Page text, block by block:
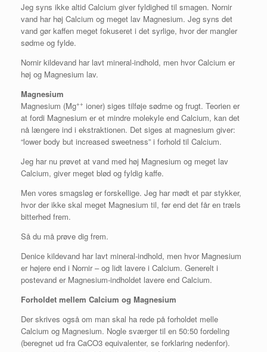
Jeg syns ikke altid Calcium giver fyldighed til smagen. Nornir
vand har høj Calcium og meget lav Magnesium. Jeg syns det
vand gør kaffen meget fokuseret i det syrlige, hvor der mangler
sødme og fylde.
Nornir kildevand har lavt mineral-indhold, men hvor Calcium er
høj og Magnesium lav.
Magnesium
Magnesium (Mg++ ioner) siges tilføje sødme og frugt. Teorien er
at fordi Magnesium er et mindre molekyle end Calcium, kan det
nå længere ind i ekstraktionen. Det siges at magnesium giver:
“lower body but increased sweetness” i forhold til Calcium.
Jeg har nu prøvet at vand med høj Magnesium og meget lav
Calcium, giver meget blød og fyldig kaffe.
Men vores smagsløg er forskellige. Jeg har mødt et par stykker,
hvor der ikke skal meget Magnesium til, før end det får en træls
bitterhed frem.
Så du må prøve dig frem.
Denice kildevand har lavt mineral-indhold, men hvor Magnesium
er højere end i Nornir – og lidt lavere i Calcium. Generelt i
postevand er Magnesium-indholdet lavere end Calcium.
Forholdet mellem Calcium og Magnesium
Der skrives også om man skal ha rede på forholdet melle
Calcium og Magnesium. Nogle sværger til en 50:50 fordeling
(beregnet ud fra CaCO3 equivalenter, se forklaring nedenfor).